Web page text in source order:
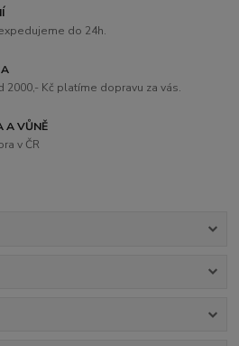
do 24h.
2000,- Kč platíme dopravu za vás.
A VŮNĚ
v ČR